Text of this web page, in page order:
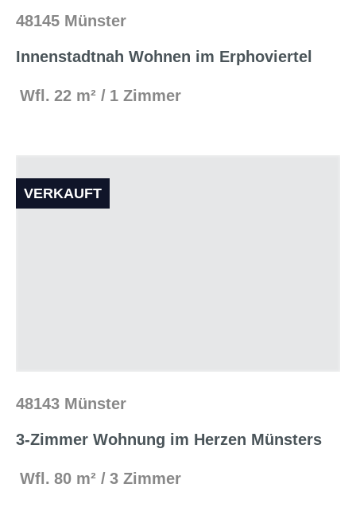
48145 Münster
Innenstadtnah Wohnen im Erphoviertel
Wfl. 22 m² 1 Zimmer
VERKAUFT
48143 Münster
3-Zimmer Wohnung im Herzen Münsters
Wfl. 80 m² 3 Zimmer